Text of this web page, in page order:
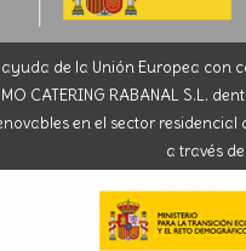
ayuda de la Unión Europea
CATERING RABANAL
en el sector
a través